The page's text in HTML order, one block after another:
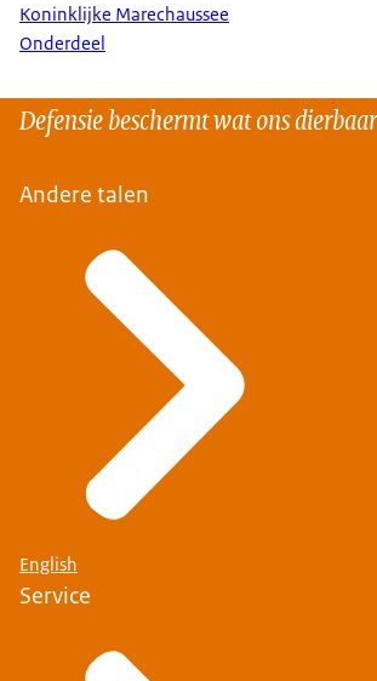
Koninklijke Marechaussee
Onderdeel
Defensie beschermt wat ons
Andere talen
English
Service